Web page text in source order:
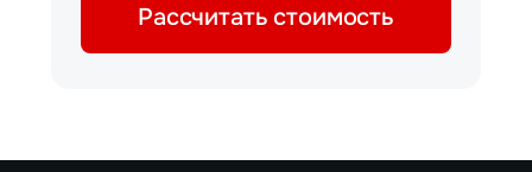
Рассчитать стоимость